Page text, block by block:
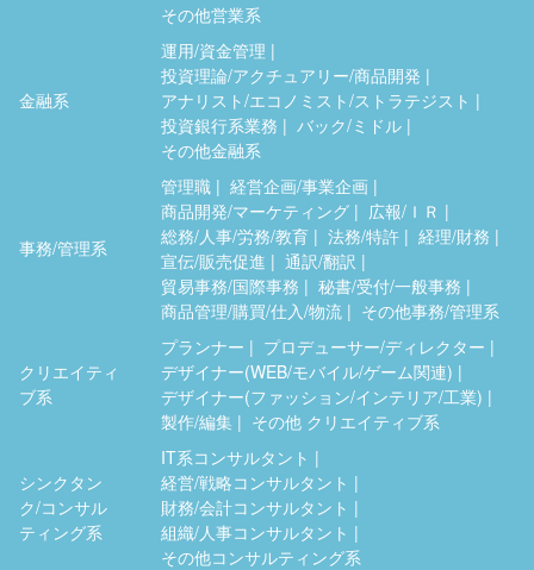
その他営業系
金融系
運用/資金管理
投資理論/アクチュアリー/商品開発
アナリスト/エコノミスト/ストラテジスト
投資銀行系業務
バック/ミドル
その他金融系
事務/管理系
管理職
経営企画/事業企画
商品開発/マーケティング
広報/ＩＲ
総務/人事/労務/教育
法務/特許
経理/財務
宣伝/販売促進
通訳/翻訳
貿易事務/国際事務
秘書/受付/一般事務
商品管理/購買/仕入/物流
その他事務/管理系
クリエイティ
ブ系
プランナー
プロデューサー/ディレクター
デザイナー(WEB/モバイル/ゲーム関連)
デザイナー(ファッション/インテリア/工業)
製作/編集
その他 クリエイティブ系
シンクタン
ク/コンサル
ティング系
IT系コンサルタント
経営/戦略コンサルタント
財務/会計コンサルタント
組織/人事コンサルタント
その他コンサルティング系